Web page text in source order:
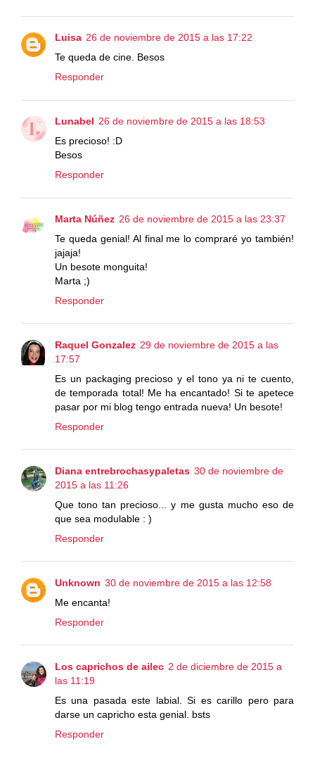
Luisa 26 de noviembre de 2015 a las 17:22
Te queda de cine. Besos
Responder
Lunabel 26 de noviembre de 2015 a las 18:53
Es precioso! :D
Besos
Responder
Marta Núñez 26 de noviembre de 2015 a las 23:37
Te queda genial! Al final me lo compraré yo también!
jajaja!
Un besote monguita!
Marta ;)
Responder
Raquel Gonzalez 29 de noviembre de 2015 a las
17:57
Es un packaging precioso y el tono ya ni te cuento,
de temporada total! Me ha encantado! Si te apetece
pasar por mi blog tengo entrada nueva! Un besote!
Responder
Diana entrebrochasypaletas 30 de noviembre de
2015 a las 11:26
Que tono tan precioso... y me gusta mucho eso de
que sea modulable : )
Responder
Unknown 30 de noviembre de 2015 a las 12:58
Me encanta!
Responder
Los caprichos de ailec 2 de diciembre de 2015 a
las 11:19
Es una pasada este labial. Si es carillo pero para
darse un capricho esta genial. bsts
Responder